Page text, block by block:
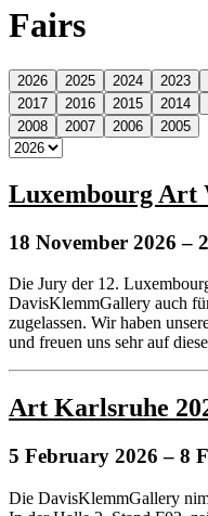
Fairs
2026 2025 2024 2023
2017
2016 2015 2014
2008
2007 2006 2005
Luxembourg Art
18 November 2026 –
Die Jury der 12.
DavisKlemmGallery auch
zugelassen. Wir haben
und freuen uns sehr auf
Art Karlsruhe
5 February 2026 – 8
Die DavisKlemmGallery